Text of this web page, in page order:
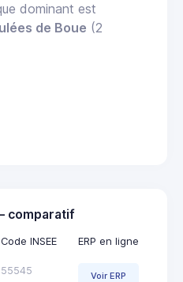
dominant est
de Boue (2
comparatif
Code INSEE ERP en ligne
55545 Voir ERP